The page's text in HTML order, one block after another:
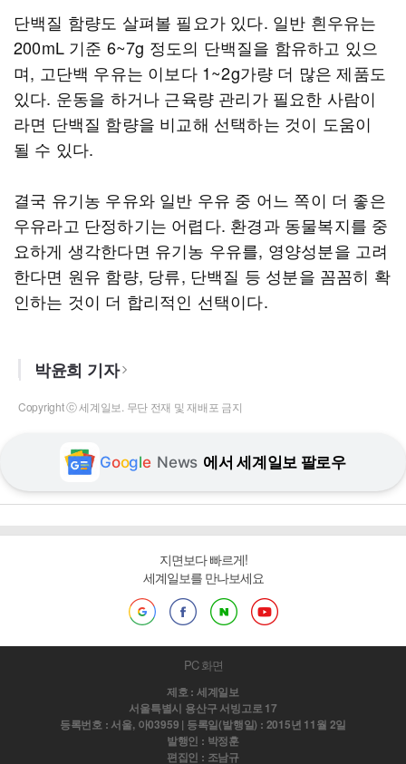
단백질 함량도 살펴볼 필요가 있다. 일반 흰우유는
200mL 기준 6~7g 정도의 단백질을 함유하고 있으
며, 고단백 우유는 이보다 1~2g가량 더 많은 제품도
있다. 운동을 하거나 근육량 관리가 필요한 사람이
라면 단백질 함량을 비교해 선택하는 것이 도움이
될 수 있다.
결국 유기농 우유와 일반 우유 중 어느 쪽이 더 좋은
우유라고 단정하기는 어렵다. 환경과 동물복지를 중
요하게 생각한다면 유기농 우유를, 영양성분을 고려
한다면 원유 함량, 당류, 단백질 등 성분을 꼼꼼히 확
인하는 것이 더 합리적인 선택이다.
박윤희 기자
Copyright ⓒ 세계일보. 무단 전재 및 재배포 금지
Google News 에서 세계일보 팔로우
지면보다 빠르게!
세계일보를 만나보세요
PC 화면
제호 : 세계일보
서울특별시 용산구 서빙고로 17
등록번호 : 서울, 아03959 | 등록일(발행일) : 2015년 11월 2일
발행인 : 박정훈
편집인 : 조남규